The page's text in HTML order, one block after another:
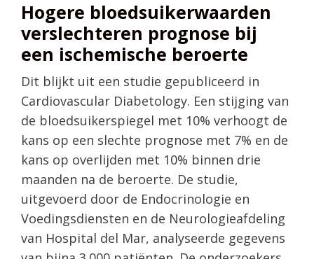
Hogere bloedsuikerwaarden
verslechteren prognose bij
een ischemische beroerte
Dit blijkt uit een studie gepubliceerd in
Cardiovascular Diabetology. Een stijging van
de bloedsuikerspiegel met 10% verhoogt de
kans op een slechte prognose met 7% en de
kans op overlijden met 10% binnen drie
maanden na de beroerte. De studie,
uitgevoerd door de Endocrinologie en
Voedingsdiensten en de Neurologieafdeling
van Hospital del Mar, analyseerde gegevens